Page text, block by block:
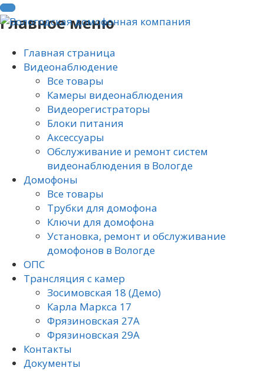
Главное меню
Главная страница
Видеонаблюдение
Все товары
Камеры видеонаблюдения
Видеорегистраторы
Блоки питания
Аксессуары
Обслуживание и ремонт систем
видеонаблюдения в Вологде
Домофоны
Все товары
Трубки для домофона
Ключи для домофона
Установка, ремонт и обслуживание
домофонов в Вологде
ОПС
Трансляция с камер
Зосимовская 18 (Демо)
Карла Маркса 17
Фрязиновская 27А
Фрязиновская 29А
Контакты
Документы